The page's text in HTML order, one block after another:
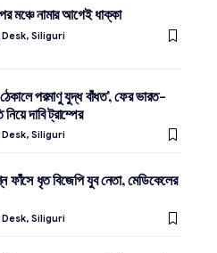
মঞ্চে নামার আগেই ধাক্কা
Siliguri
পরমাণু যুদ্ধ বাঁধত’, ফের ভারত-
নিয়ে দাবি ট্রাম্পের
Siliguri
ফাঁসে ধৃত বিজেপি যুব নেতা, মেডিকেলের
Siliguri